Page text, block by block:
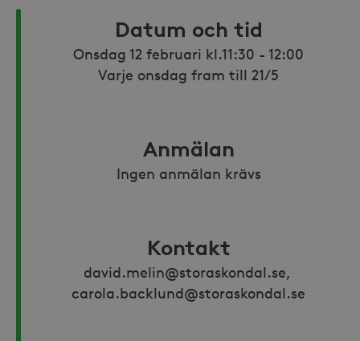
Datum och tid
Onsdag 12 februari kl.11:30 - 12:00
Varje onsdag fram till 21/5
Anmälan
Ingen anmälan krävs
Kontakt
david.melin@storaskondal.se,
carola.backlund@storaskondal.se